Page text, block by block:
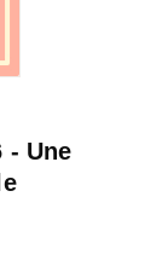
- Une